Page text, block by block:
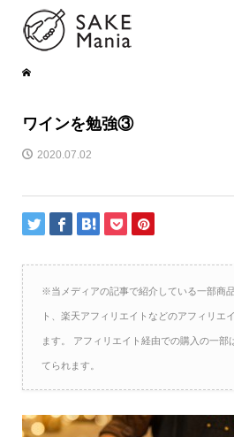
ワインを勉強③
2020.07.02
※当メディアの記事で紹介している一部商
ト、楽天アフィリエイトなどのアフィリエ
ます。 アフィリエイト経由での購入の一部
てられます。